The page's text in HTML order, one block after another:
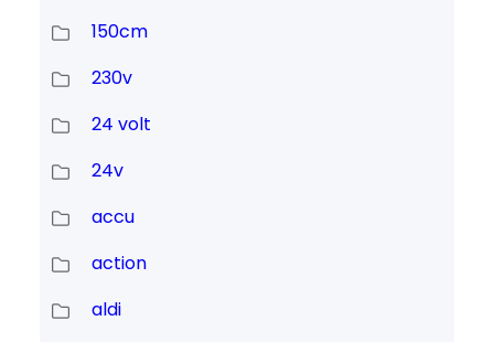
150cm
230v
24 volt
24v
accu
action
aldi